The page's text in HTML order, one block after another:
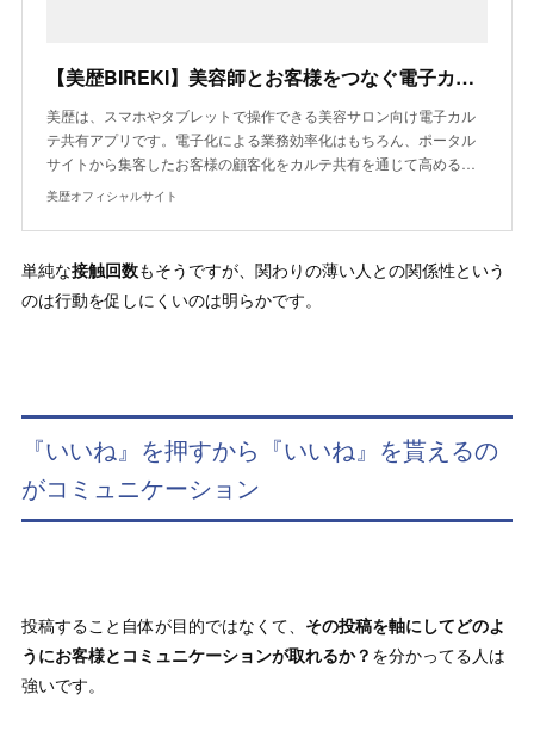
【美歴BIREKI】美容師とお客様をつなぐ電子カルテ・顧客管理アプリ
美歴は、スマホやタブレットで操作できる美容サロン向け電子カル
テ共有アプリです。電子化による業務効率化はもちろん、ポータル
サイトから集客したお客様の顧客化をカルテ共有を通じて高める…
美歴オフィシャルサイト
単純な接触回数もそうですが、関わりの薄い人との関係性という
のは行動を促しにくいのは明らかです。
『いいね』を押すから『いいね』を貰えるの
がコミュニケーション
投稿すること自体が目的ではなくて、 その投稿を軸にしてどのよ
うにお客様とコミュニケーションが取れるか？ を分かってる人は
強いです。